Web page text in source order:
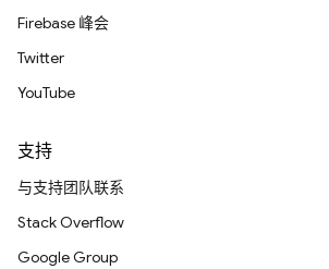
Firebase 峰会
Twitter
YouTube
支持
与支持团队联系
Stack Overflow
Google Group